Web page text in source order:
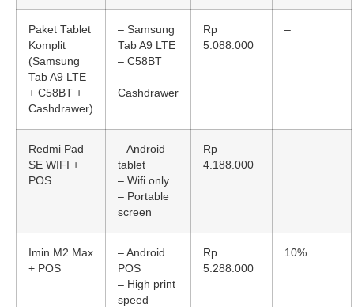
Paket Tablet
Komplit
(Samsung
Tab A9 LTE
+ C58BT +
Cashdrawer)
– Samsung
Tab A9 LTE
– C58BT
–
Cashdrawer
Rp
5.088.000
–
Redmi Pad
SE WIFI +
POS
– Android
tablet
– Wifi only
– Portable
screen
Rp
4.188.000
–
Imin M2 Max
+ POS
– Android
POS
– High print
speed
Rp
5.288.000
10%